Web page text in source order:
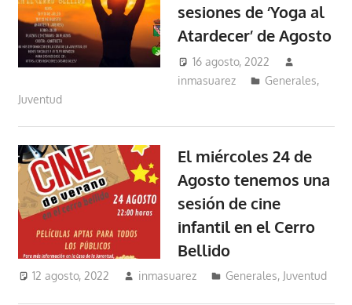
sesiones de ‘Yoga al
Atardecer’ de Agosto
16 agosto, 2022
inmasuarez
Generales,
Juventud
El miércoles 24 de
Agosto tenemos una
sesión de cine
infantil en el Cerro
Bellido
12 agosto, 2022 inmasuarez Generales, Juventud